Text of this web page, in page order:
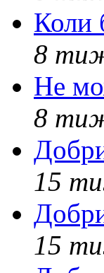
Коли
8
Не
8
15
15